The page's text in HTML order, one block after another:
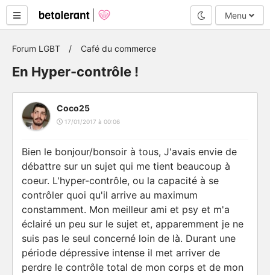
Mode nuit
Menu
Forum LGBT Café du commerce
En Hyper-contrôle !
Coco25
17/01/2017 à 00:06
Bien le bonjour/bonsoir à tous, J'avais envie de
débattre sur un sujet qui me tient beaucoup à
coeur. L'hyper-contrôle, ou la capacité à se
contrôler quoi qu'il arrive au maximum
constamment. Mon meilleur ami et psy et m'a
éclairé un peu sur le sujet et, apparemment je ne
suis pas le seul concerné loin de là. Durant une
période dépressive intense il met arriver de
perdre le contrôle total de mon corps et de mon